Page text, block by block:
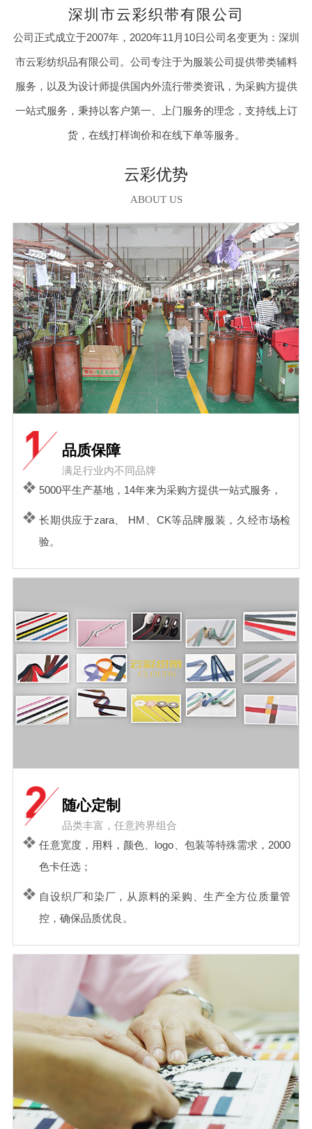
深圳市云彩织带有限公司
公司正式成立于2007年，2020年11月10日公司名变更为：深圳
市云彩纺织品有限公司。公司专注于为服装公司提供带类辅料
服务，以及为设计师提供国内外流行带类资讯，为采购方提供
一站式服务，秉持以客户第一、上门服务的理念，支持线上订
货，在线打样询价和在线下单等服务。
云彩优势
ABOUT US
品质保障
满足行业内不同品牌
5000平生产基地，14年来为采购方提供一站式服务，
长期供应于zara、 HM、CK等品牌服装，久经市场检
验。
随心定制
品类丰富，任意跨界组合
任意宽度，用料，颜色、logo、包装等特殊需求，2000
色卡任选；
自设织厂和染厂，从原料的采购、生产全方位质量管
控，确保品质优良。